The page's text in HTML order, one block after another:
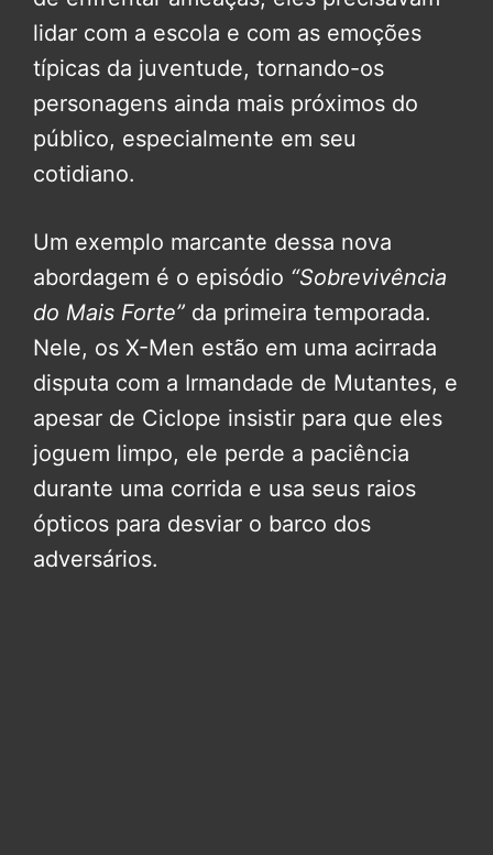
lidar com a escola e com as emoções
típicas da juventude, tornando-os
personagens ainda mais próximos do
público, especialmente em seu
cotidiano.
Um exemplo marcante dessa nova
abordagem é o episódio “Sobrevivência
do Mais Forte” da primeira temporada.
Nele, os X-Men estão em uma acirrada
disputa com a Irmandade de Mutantes, e
apesar de Ciclope insistir para que eles
joguem limpo, ele perde a paciência
durante uma corrida e usa seus raios
ópticos para desviar o barco dos
adversários.